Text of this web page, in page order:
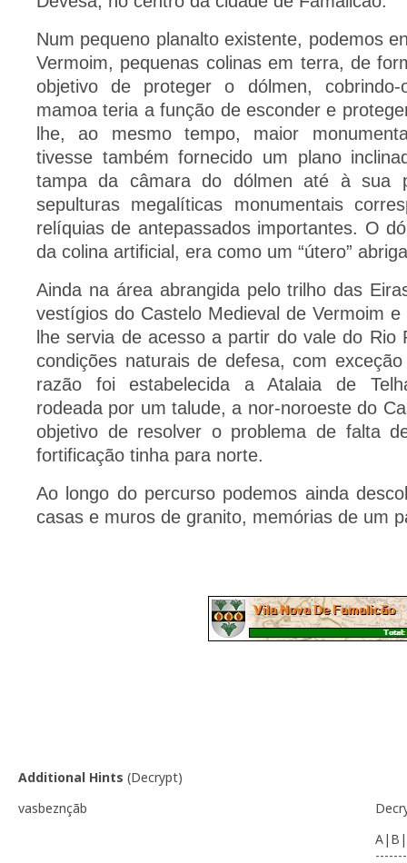
Num pequeno planalto existente, podemos
Vermoim, pequenas colinas em terra, de
objetivo de proteger o dólmen, cobrindo-
mamoa teria a função de esconder e
lhe, ao mesmo tempo, maior
tivesse também fornecido um plano
tampa da câmara do dólmen até à sua
sepulturas megalíticas monumentais
relíquias de antepassados importantes. O
da colina artificial, era como um “útero”
Ainda na área abrangida pelo trilho das
vestígios do Castelo Medieval de Vermoim
lhe servia de acesso a partir do vale do
condições naturais de defesa, com
razão foi estabelecida a Atalaia de
rodeada por um talude, a nor-noroeste do
objetivo de resolver o problema de falta
fortificação tinha para norte.
Ao longo do percurso podemos ainda
casas e muros de granito, memórias de um
Additional Hints (Decrypt)
vasbeznçãb